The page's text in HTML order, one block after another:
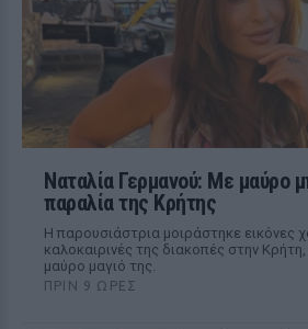
Ναταλία Γερμανού: Με μαύρο
παραλία της Κρήτης
Η παρουσιάστρια μοιράστηκε εικόνες
καλοκαιρινές της διακοπές στην
μαύρο μαγιό της.
ΠΡΙΝ 9 ΏΡΕΣ